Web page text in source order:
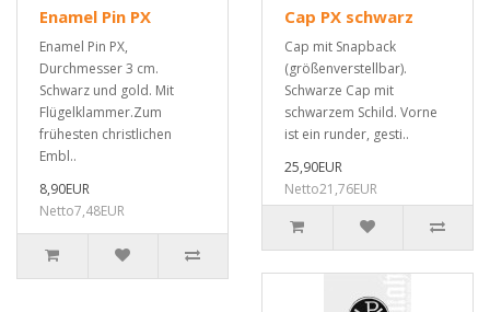
Enamel Pin PX
Enamel Pin PX,
Durchmesser 3 cm.
Schwarz und gold. Mit
Flügelklammer.Zum
frühesten christlichen
Embl..
8,90EUR
Netto7,48EUR
Cap PX schwarz
Cap mit Snapback
(größenverstellbar).
Schwarze Cap mit
schwarzem Schild. Vorne
ist ein runder, gesti..
25,90EUR
Netto21,76EUR